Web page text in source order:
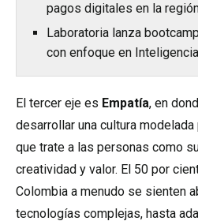
pagos digitales en la
Laboratoria lanza
con enfoque en
El tercer eje es Empatía, en
desarrollar una cultura
que trate a las personas como
creatividad y valor. El 50 por
Colombia a menudo se sienten
tecnologías complejas, hasta